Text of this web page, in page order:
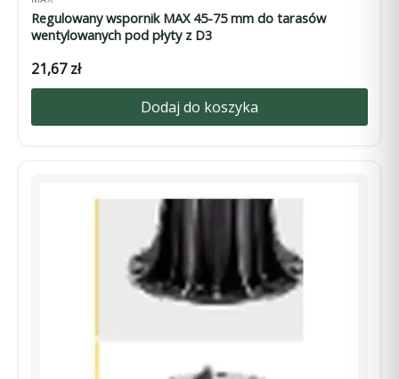
Regulowany wspornik MAX 45-75 mm do tarasów
wentylowanych pod płyty z D3
21,67zł
Dodaj do koszyka